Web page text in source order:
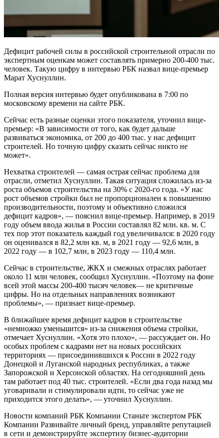
Дефицит рабочей силы в российской строительной отрасли по
экспертным оценкам может составлять примерно 200-400 тыс.
человек. Такую цифру в интервью РБК назвал вице-премьер
Марат Хуснуллин.
Полная версия интервью будет опубликована в 7:00 по
московскому времени на сайте РБК.
Сейчас есть разные оценки этого показателя, уточнил вице-
премьер: «В зависимости от того, как будет дальше
развиваться экономика, от 200 до 400 тыс. у нас дефицит
строителей. Но точную цифру сказать сейчас никто не
может».
Нехватка строителей — самая острая сейчас проблема для
отрасли, отметил Хуснуллин. Такая ситуация сложилась из-за
роста объемов строительства на 30% с 2020-го года. «У нас
рост объемов стройки был не пропорционален к повышению
производительности, поэтому и объективно сложился
дефицит кадров», — пояснил вице-премьер. Например, в 2019
году объем ввода жилья в России составлял 82 млн. кв. м. С
тех пор этот показатель каждый год увеличивался: в 2020 году
он оценивался в 82,2 млн кв. м, в 2021 году — 92,6 млн, в
2022 году — в 102,7 млн, в 2023 году — 110,4 млн.
Сейчас в строительстве, ЖКХ и смежных отраслях работает
около 11 млн человек, сообщил Хуснуллин. «Поэтому на фоне
всей этой массы 200-400 тысяч человек— не критичные
цифры. Но на отдельных направлениях возникают
проблемы», — признает вице-премьер.
В ближайшее время дефицит кадров в строительстве
«немножко уменьшится» из-за снижения объема стройки,
отмечает Хуснуллин. «Хотя это плохо», — рассуждает он. Но
особых проблем с кадрами нет на новых российских
территориях — присоединившихся к России в 2022 году
Донецкой и Луганской народных республиках, а также
Запорожской и Херсонской областях. На сегодняшний день
там работает под 40 тыс. строителей. «Если два года назад мы
уговаривали и стимулировали идти, то сейчас уже не
приходится этого делать», — уточнил Хуснуллин.
Новости компаний РБК Компании Станьте экспертом РБК
Компании Развивайте личный бренд, управляйте репутацией
в сети и демонстрируйте экспертизу бизнес-аудитории